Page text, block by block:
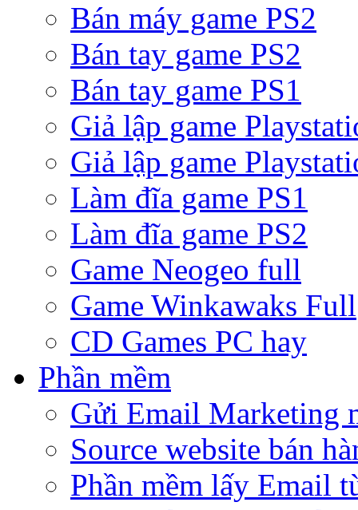
Bán máy game PS2
Bán tay game PS2
Bán tay game PS1
Giả lập game
Giả lập game
Làm đĩa game PS1
Làm đĩa game PS2
Game Neogeo full
Game Winkawaks Full
CD Games PC hay
Phần mềm
Gửi Email Marketing
Source website bán
Phần mềm lấy Email